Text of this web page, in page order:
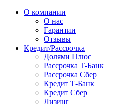
О компании
О нас
Гарантии
Отзывы
Кредит/Рассрочка
Долями Плюс
Рассрочка Т-Банк
Рассрочка Сбер
Кредит Т-Банк
Кредит Сбер
Лизинг